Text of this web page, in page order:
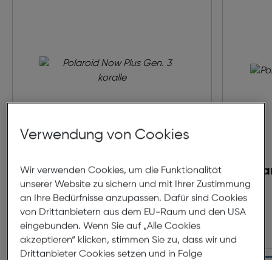
Polaroid Now Plus Gen. 3
koralle
€ 149,99
Verwendung von Cookies
Wir verwenden Cookies, um die Funktionalität
unserer Website zu sichern und mit Ihrer Zustimmung
an Ihre Bedürfnisse anzupassen. Dafür sind Cookies
von Drittanbietern aus dem EU-Raum und den USA
eingebunden. Wenn Sie auf „Alle Cookies
akzeptieren“ klicken, stimmen Sie zu, dass wir und
Drittanbieter Cookies setzen und in Folge